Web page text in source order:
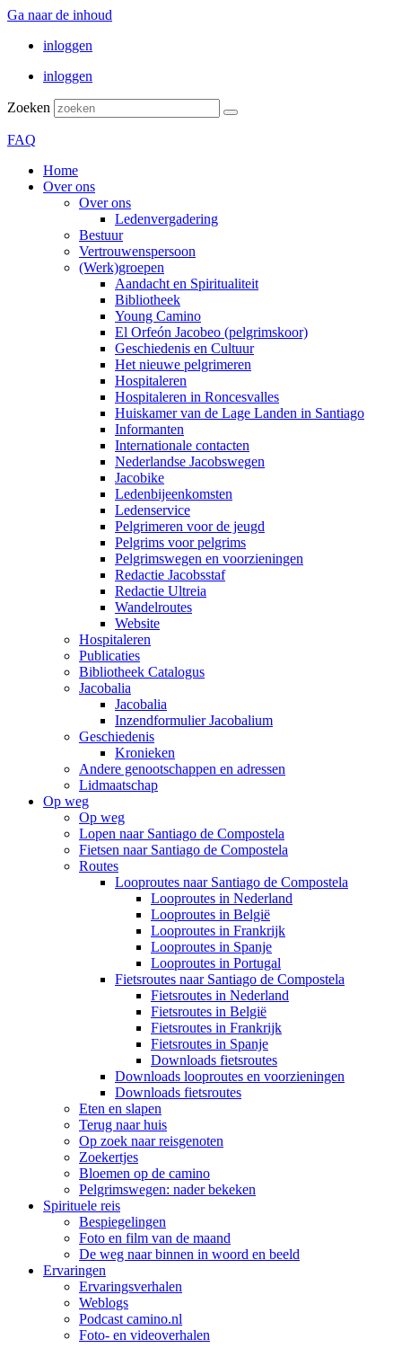
Ga naar de inhoud
inloggen
inloggen
Zoeken
FAQ
Home
Over ons
Over ons
Ledenvergadering
Bestuur
Vertrouwenspersoon
(Werk)groepen
Aandacht en Spiritualiteit
Bibliotheek
Young Camino
El Orfeón Jacobeo (pelgrimskoor)
Geschiedenis en Cultuur
Het nieuwe pelgrimeren
Hospitaleren
Hospitaleren in Roncesvalles
Huiskamer van de Lage Landen in Santiago
Informanten
Internationale contacten
Nederlandse Jacobswegen
Jacobike
Ledenbijeenkomsten
Ledenservice
Pelgrimeren voor de jeugd
Pelgrims voor pelgrims
Pelgrimswegen en voorzieningen
Redactie Jacobsstaf
Redactie Ultreia
Wandelroutes
Website
Hospitaleren
Publicaties
Bibliotheek Catalogus
Jacobalia
Jacobalia
Inzendformulier Jacobalium
Geschiedenis
Kronieken
Andere genootschappen en adressen
Lidmaatschap
Op weg
Op weg
Lopen naar Santiago de Compostela
Fietsen naar Santiago de Compostela
Routes
Looproutes naar Santiago de Compostela
Looproutes in Nederland
Looproutes in België
Looproutes in Frankrijk
Looproutes in Spanje
Looproutes in Portugal
Fietsroutes naar Santiago de Compostela
Fietsroutes in Nederland
Fietsroutes in België
Fietsroutes in Frankrijk
Fietsroutes in Spanje
Downloads fietsroutes
Downloads looproutes en voorzieningen
Downloads fietsroutes
Eten en slapen
Terug naar huis
Op zoek naar reisgenoten
Zoekertjes
Bloemen op de camino
Pelgrimswegen: nader bekeken
Spirituele reis
Bespiegelingen
Foto en film van de maand
De weg naar binnen in woord en beeld
Ervaringen
Ervaringsverhalen
Weblogs
Podcast camino.nl
Foto- en videoverhalen